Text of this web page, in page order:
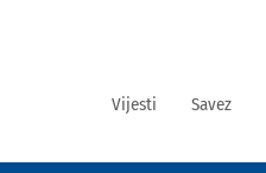
Vijesti Savez